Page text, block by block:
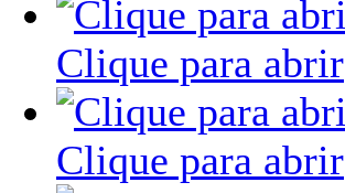
Clique para abrir
Clique para abrir